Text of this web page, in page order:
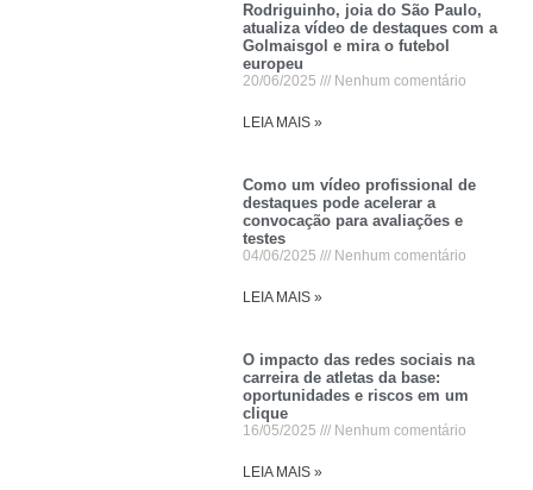
Rodriguinho, joia do São Paulo,
atualiza vídeo de destaques com a
Golmaisgol e mira o futebol
europeu
20/06/2025 Nenhum comentário
LEIA MAIS »
Como um vídeo profissional de
destaques pode acelerar a
convocação para avaliações e
testes
04/06/2025 Nenhum comentário
LEIA MAIS »
O impacto das redes sociais na
carreira de atletas da base:
oportunidades e riscos em um
clique
16/05/2025 Nenhum comentário
LEIA MAIS »